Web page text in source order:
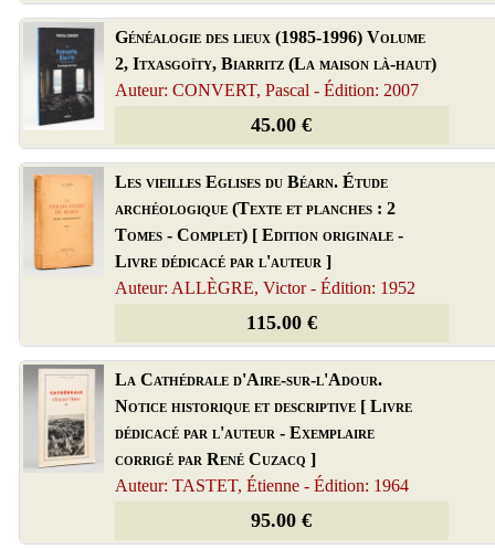
Généalogie des lieux (1985-1996) Volume
2, Itxasgoïty, Biarritz (La maison là-haut)
Auteur: CONVERT, Pascal - Édition: 2007
45.00 €
Les vieilles Eglises du Béarn. Étude
archéologique (Texte et planches : 2
Tomes - Complet) [ Edition originale -
Livre dédicacé par l'auteur ]
Auteur: ALLÈGRE, Victor - Édition: 1952
115.00 €
La Cathédrale d'Aire-sur-l'Adour.
Notice historique et descriptive [ Livre
dédicacé par l'auteur - Exemplaire
corrigé par René Cuzacq ]
Auteur: TASTET, Étienne - Édition: 1964
95.00 €